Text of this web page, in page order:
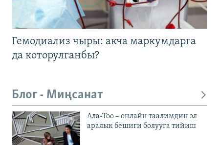
Гемодиализ чыры: акча маркумдарга
да которулганбы?
Блог - Миңсанат
Ала-Тоо – онлайн таалимдин эл
аралык бешиги болууга тийиш